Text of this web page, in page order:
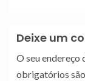
Deixe um
O seu endereço
obrigatórios